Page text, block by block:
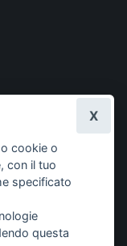
cookie o
con il tuo
specificato
questa
X